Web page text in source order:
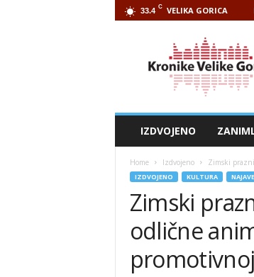
33.4 C VELIKA GORICA
IZDVOJENO
Home Izdvojeno Zimski
IZDVOJENO KULTURA NAJAVE
Zimski
odlične